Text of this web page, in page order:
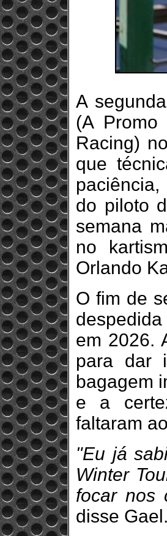
A
(A Promo
Racing)
que
do piloto
semana
no
Orlando
O fim de
em 2026.
para dar
bagagem
e a
faltaram
"Eu já
Winter
focar nos
disse Gael.